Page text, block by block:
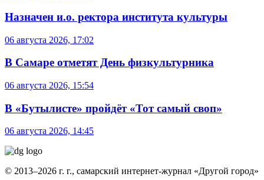
Назначен и.о. ректора института культуры
06 августа 2026, 17:02
В Самаре отметят День физкультурника
06 августа 2026, 15:54
В «Бутылисте» пройдёт «Тот самый своп»
06 августа 2026, 14:45
© 2013–2026 г. г., самарский интернет-журнал «Другой город»